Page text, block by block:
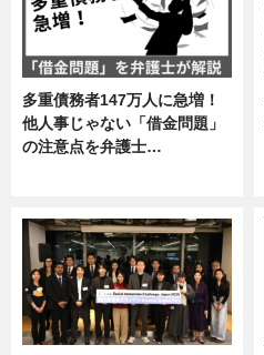
多重債務者147万人に急増！
他人事じゃない「借金問題」
の注意点を弁護士…